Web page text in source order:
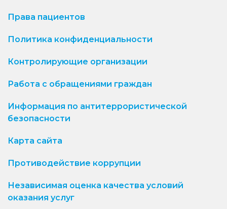
Права пациентов
Политика конфиденциальности
Контролирующие организации
Работа с обращениями граждан
Информация по антитеррористической
безопасности
Карта сайта
Противодействие коррупции
Независимая оценка качества условий
оказания услуг